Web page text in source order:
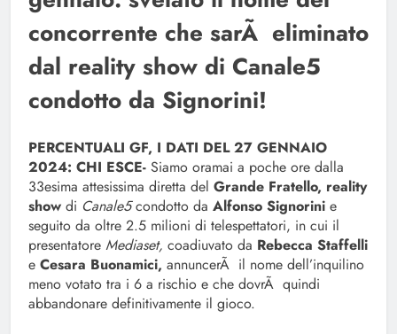
concorrente che sarÃ eliminato
dal reality show di Canale5
condotto da Signorini!
PERCENTUALI GF, I DATI DEL 27 GENNAIO
2024: CHI ESCE- Siamo oramai a poche ore dalla
33esima attesissima diretta del Grande Fratello, reality
show di Canale5condotto da Alfonso Signorini e
seguito da oltre 2.5 milioni di telespettatori, in cui il
presentatore Mediaset, coadiuvato da Rebecca Staffelli
e Cesara Buonamici, annuncerÃ il nome dell’inquilino
meno votato tra i 6 a rischio e che dovrÃ quindi
abbandonare definitivamente il gioco.